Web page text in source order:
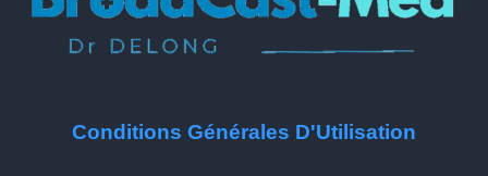
Conditions Générales D'Utilisation